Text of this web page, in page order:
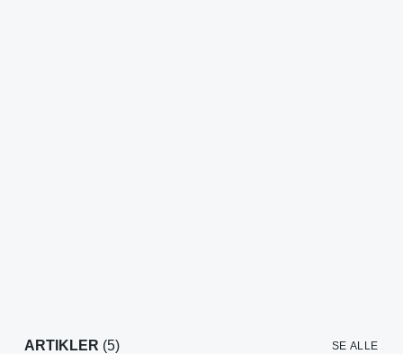
ARTIKLER (5) SE ALLE